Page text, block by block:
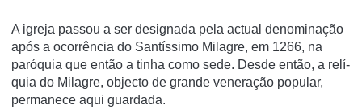
A igreja passou a ser designada pela actual denominação
após a ocorrência do Santí­ssimo Milagre, em 1266, na
paróquia que então a tinha como sede. Desde então, a relí­
quia do Milagre, objecto de grande veneração popular,
permanece aqui guardada.